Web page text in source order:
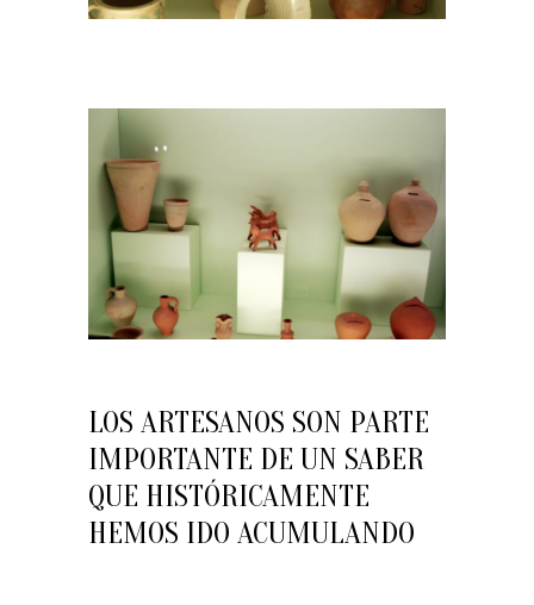
LOS ARTESANOS SON PARTE
IMPORTANTE DE UN SABER
QUE HISTÓRICAMENTE
HEMOS IDO ACUMULANDO